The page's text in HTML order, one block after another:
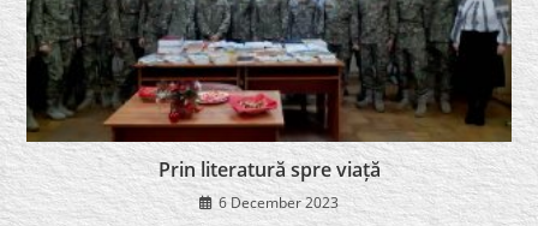
Prin literatură spre viață
6 December 2023